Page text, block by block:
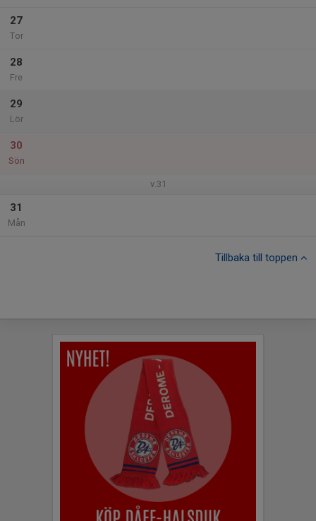
27
Tor
28
Fre
29
Lör
30
Sön
v.31
31
Mån
Tillbaka till toppen